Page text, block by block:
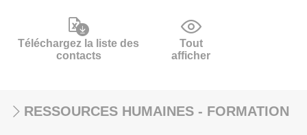
Téléchargez la liste des
contacts
Tout
afficher
RESSOURCES HUMAINES - FORMATION